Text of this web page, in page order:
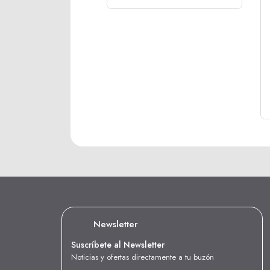
Newsletter
Suscríbete al Newsletter
Noticias y ofertas directamente a tu buzón